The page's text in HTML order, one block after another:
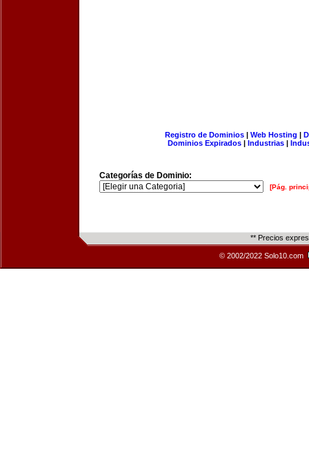
Registro de Dominios| Web Hosting |
Dominios Expirados | Industrias |
Categorías de Dominio:
[Pág.
** Precios
© 2002/2022 Solo10.com